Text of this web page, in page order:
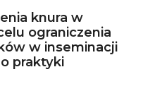
knura w
ograniczenia
w inseminacji
praktyki